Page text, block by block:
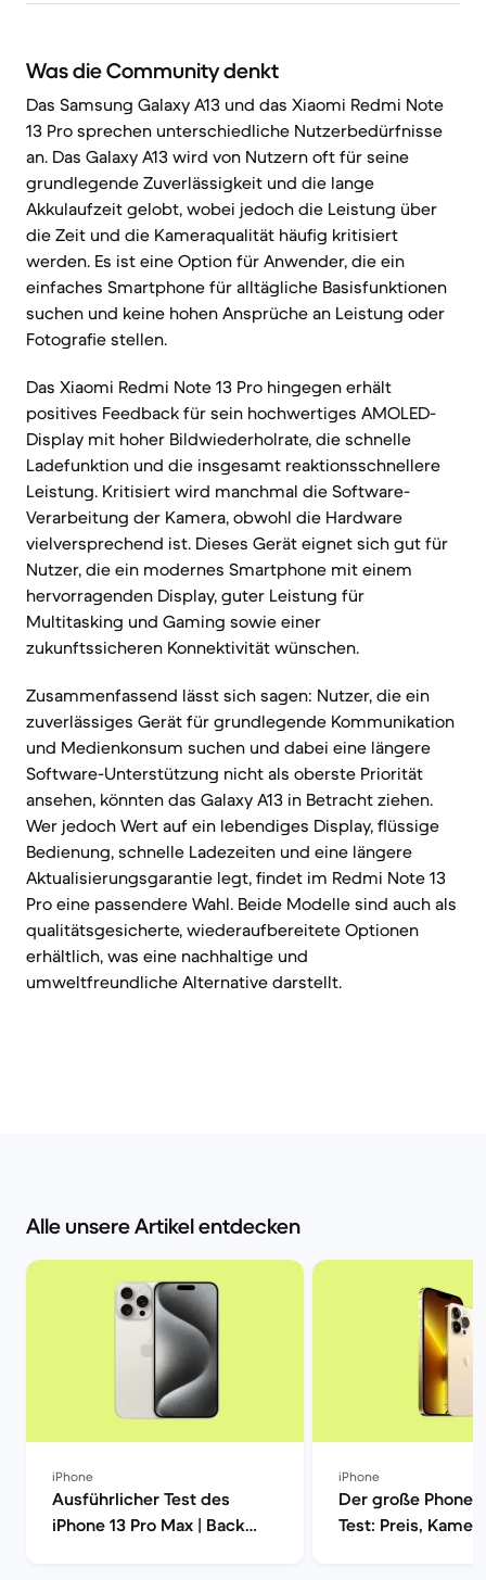
Was die Community denkt
Das Samsung Galaxy A13 und das Xiaomi Redmi Note
13 Pro sprechen unterschiedliche Nutzerbedürfnisse
an. Das Galaxy A13 wird von Nutzern oft für seine
grundlegende Zuverlässigkeit und die lange
Akkulaufzeit gelobt, wobei jedoch die Leistung über
die Zeit und die Kameraqualität häufig kritisiert
werden. Es ist eine Option für Anwender, die ein
einfaches Smartphone für alltägliche Basisfunktionen
suchen und keine hohen Ansprüche an Leistung oder
Fotografie stellen.
Das Xiaomi Redmi Note 13 Pro hingegen erhält
positives Feedback für sein hochwertiges AMOLED-
Display mit hoher Bildwiederholrate, die schnelle
Ladefunktion und die insgesamt reaktionsschnellere
Leistung. Kritisiert wird manchmal die Software-
Verarbeitung der Kamera, obwohl die Hardware
vielversprechend ist. Dieses Gerät eignet sich gut für
Nutzer, die ein modernes Smartphone mit einem
hervorragenden Display, guter Leistung für
Multitasking und Gaming sowie einer
zukunftssicheren Konnektivität wünschen.
Zusammenfassend lässt sich sagen: Nutzer, die ein
zuverlässiges Gerät für grundlegende Kommunikation
und Medienkonsum suchen und dabei eine längere
Software-Unterstützung nicht als oberste Priorität
ansehen, könnten das Galaxy A13 in Betracht ziehen.
Wer jedoch Wert auf ein lebendiges Display, flüssige
Bedienung, schnelle Ladezeiten und eine längere
Aktualisierungsgarantie legt, findet im Redmi Note 13
Pro eine passendere Wahl. Beide Modelle sind auch als
qualitätsgesicherte, wiederaufbereitete Optionen
erhältlich, was eine nachhaltige und
umweltfreundliche Alternative darstellt.
Alle unsere Artikel entdecken
iPhone
Ausführlicher Test des
iPhone 13 Pro Max | Back
iPhone
Der große Phone
Test: Preis,